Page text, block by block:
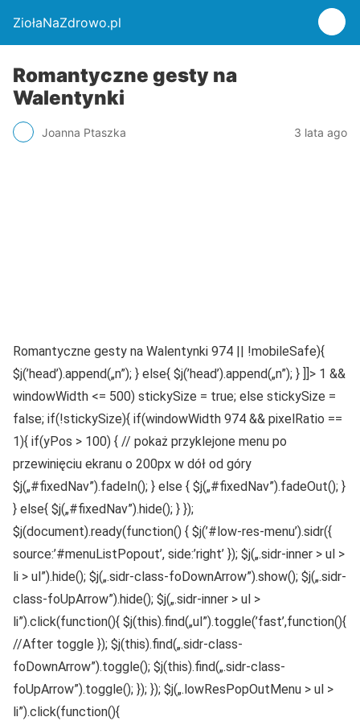
ZiołaNaZdrowo.pl
Romantyczne gesty na
Walentynki
Joanna Ptaszka 3 lata ago
Romantyczne gesty na Walentynki 974 || !mobileSafe){
$j(’head’).append(„n”); } else{ $j(’head’).append(„n”); } ]]> 1 &&
windowWidth <= 500) stickySize = true; else stickySize =
false; if(!stickySize){ if(windowWidth 974 && pixelRatio ==
1){ if(yPos > 100) { // pokaż przyklejone menu po
przewinięciu ekranu o 200px w dół od góry
$j(„#fixedNav”).fadeIn(); } else { $j(„#fixedNav”).fadeOut(); }
} else{ $j(„#fixedNav”).hide(); } });
$j(document).ready(function() { $j(’#low-res-menu’).sidr({
source:’#menuListPopout’, side:’right’ }); $j(„.sidr-inner > ul >
li > ul”).hide(); $j(„.sidr-class-foDownArrow”).show(); $j(„.sidr-
class-foUpArrow”).hide(); $j(„.sidr-inner > ul >
li”).click(function(){ $j(this).find(„ul”).toggle(’fast’,function(){
//After toggle }); $j(this).find(„.sidr-class-
foDownArrow”).toggle(); $j(this).find(„.sidr-class-
foUpArrow”).toggle(); }); }); $j(„.lowResPopOutMenu > ul >
li”).click(function(){